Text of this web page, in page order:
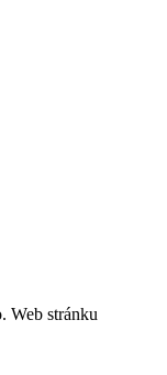
Web stránku